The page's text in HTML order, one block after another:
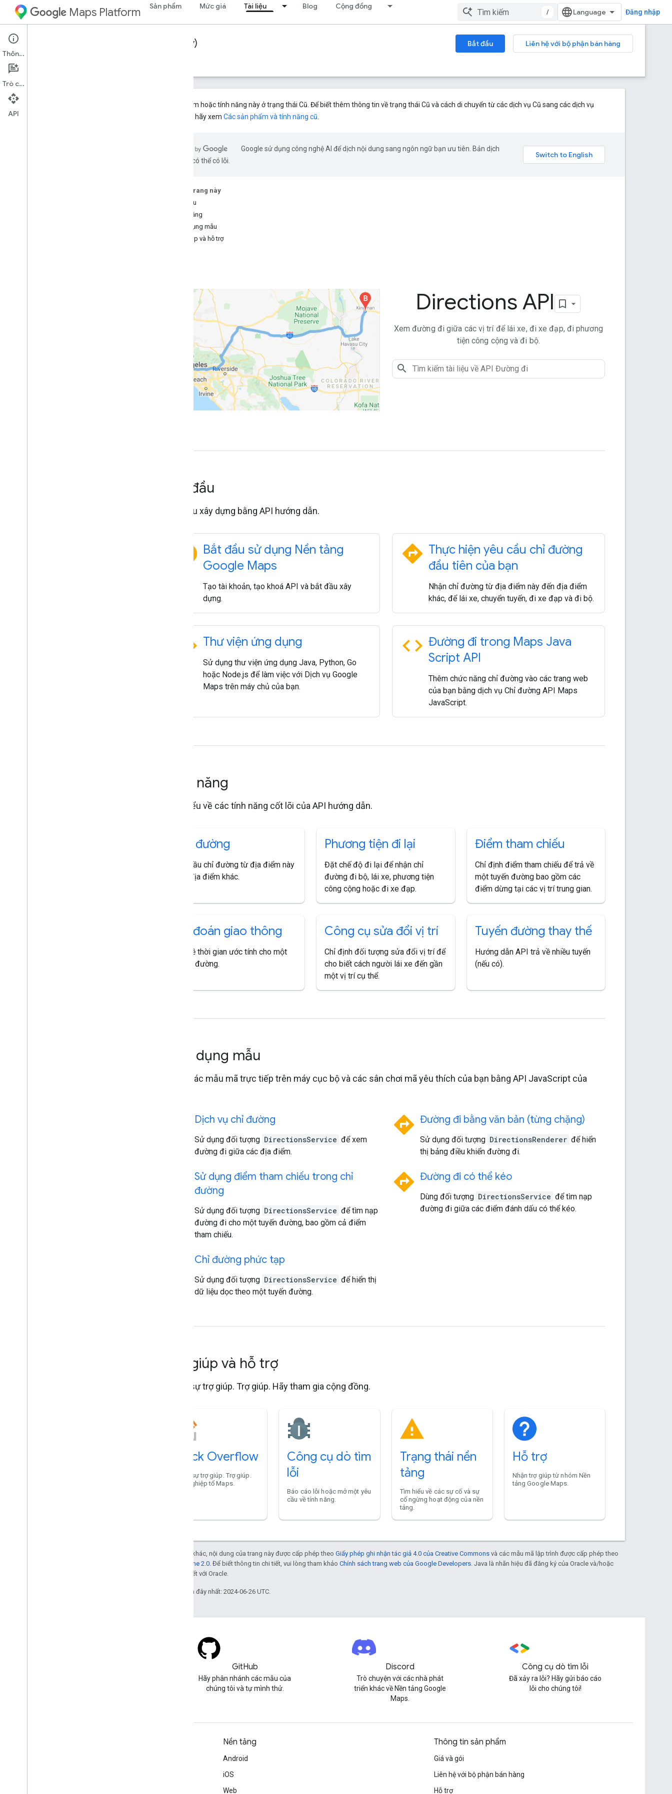
Maps Platform Sản phẩm Mức giá Tài liệu Blog Cộng đồng
/ Đăng nhập
Web Services Directions API (Legacy) Bắt đầu
Liên hệ với bộ phận bán hàng
Hướng dẫn
Sản phẩm hoặc tính năng này ở trạng thái Cũ. Để biết thêm thông tin về trạng thái Cũ và cách di chuyển từ các dịch vụ Cũ sang các dịch vụ
mới hơn, hãy xem Các sản phẩm và tính năng cũ
Google sử dụng công nghệ AI để dịch nội dung sang ngôn ngữ bạn ưu tiên. Bản dịch
bằng AI có thể có lỗi.
Trên trang này
Bắt đầu
Tính năng
Ứng dụng mẫu
Trợ giúp và hỗ trợ
Directions API
Xem đường đi giữa các vị trí để lái xe, đi xe đạp, đi phương
tiện công cộng và đi bộ.
Bắt đầu
Bắt đầu xây dựng bằng API hướng dẫn.
explore Bắt đầu sử dụng Nền tảng
Google Maps
Tạo tài khoản, tạo khoá API và bắt đầu xây
dựng.
directions Thực hiện yêu cầu chỉ đường
đầu tiên của bạn
Nhận chỉ đường từ địa điểm này đến địa điểm
khác, để lái xe, chuyển tuyến, đi xe đạp và đi bộ.
code Thư viện ứng dụng
Sử dụng thư viện ứng dụng Java, Python, Go
hoặc Node.js để làm việc với Dịch vụ Google
Maps trên máy chủ của bạn.
code Đường đi trong Maps Java
Script API
Thêm chức năng chỉ đường vào các trang web
của bạn bằng dịch vụ Chỉ đường API Maps
JavaScript.
Tính năng
Tìm hiểu về các tính năng cốt lõi của API hướng dẫn.
Chỉ đường
Yêu cầu chỉ đường từ địa điểm này
đến địa điểm khác.
Phương tiện đi lại
Đặt chế độ đi lại để nhận chỉ
đường đi bộ, lái xe, phương tiện
công cộng hoặc đi xe đạp.
Điểm tham chiếu
Chỉ định điểm tham chiếu để trả về
một tuyến đường bao gồm các
điểm dừng tại các vị trí trung gian.
Dự đoán giao thông
Trả về thời gian ước tính cho một
tuyến đường.
Công cụ sửa đổi vị trí
Chỉ định đối tượng sửa đổi vị trí để
cho biết cách người lái xe đến gần
một vị trí cụ thể.
Tuyến đường thay thế
Hướng dẫn API trả về nhiều tuyến
(nếu có).
Ứng dụng mẫu
Chạy các mẫu mã trực tiếp trên máy cục bộ và các sân chơi mã yêu thích của bạn bằng API JavaScript của
Dịch vụ chỉ đường
Sử dụng đối tượng DirectionsService để xem
đường đi giữa các địa điểm.
directions Đường đi bằng văn bản (từng chặng)
Sử dụng đối tượng DirectionsRenderer để hiển
thị bảng điều khiển đường đi.
Sử dụng điểm tham chiếu trong chỉ
đường
Sử dụng đối tượng DirectionsService để tìm nạp
đường đi cho một tuyến đường, bao gồm cả điểm
tham chiếu.
directions Đường đi có thể kéo
Dùng đối tượng DirectionsService để tìm nạp
đường đi giữa các điểm đánh dấu có thể kéo.
Chỉ đường phức tạp
Sử dụng đối tượng DirectionsService để hiển thị
dữ liệu dọc theo một tuyến đường.
Trợ giúp và hỗ trợ
Nhận sự trợ giúp. Trợ giúp. Hãy tham gia cộng đồng.
Stack Overflow
Nhận sự trợ giúp. Trợ giúp.
Tạo nghiệp tổ Maps.
Công cụ dò tìm
lỗi
Báo cáo lỗi hoặc mở một yêu
cầu về tính năng.
Trạng thái nền
tảng
Tìm hiểu về các sự cố và sự
cố ngừng hoạt động của nền
tảng.
Hỗ trợ
Nhận trợ giúp từ nhóm Nền
tảng Google Maps.
Trừ phi có lưu ý khác, nội dung của trang này được cấp phép theo Giấy phép ghi nhận tác giả 4.0 của Creative Commons và các mẫu mã lập trình được cấp phép theo
Giấy phép Apache 2.0. Để biết thông tin chi tiết, vui lòng tham khảo Chính sách trang web của Google Developers. Java là nhãn hiệu đã đăng ký của Oracle và/hoặc
các đơn vị liên kết với Oracle.
Cập nhật lần gần đây nhất: 2024-06-26 UTC.
GitHub
Hãy phân nhánh các mẫu của
chúng tôi và tự mình thử.
Discord
Trò chuyện với các nhà phát
triển khác về Nền tảng Google
Maps.
Công cụ dò tìm lỗi
Đã xảy ra lỗi? Hãy gửi báo cáo
lỗi cho chúng tôi!
Nền tảng
Android
iOS
Web
Thông tin sản phẩm
Giá và gói
Liên hệ với bộ phận bán hàng
Hỗ trợ
Thông tin
Trò chuyện
API